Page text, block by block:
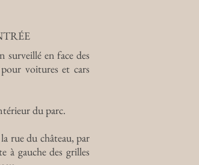
surveillé en face des
voitures et cars
du parc.
rue du château, par
à gauche des grilles